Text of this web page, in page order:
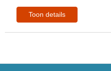
Toon details